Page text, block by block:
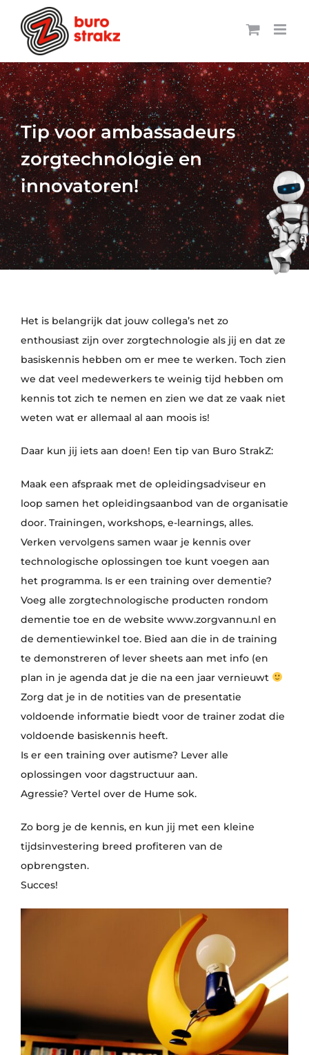
naar
inhoud
Tip voor ambassadeurs
zorgtechnologie en
innovatoren!
Het is belangrijk dat jouw collega’s net zo
enthousiast zijn over zorgtechnologie als jij en dat ze
basiskennis hebben om er mee te werken. Toch zien
we dat veel medewerkers te weinig tijd hebben om
kennis tot zich te nemen en zien we dat ze vaak niet
weten wat er allemaal al aan moois is!
Daar kun jij iets aan doen! Een tip van Buro StrakZ:
Maak een afspraak met de opleidingsadviseur en
loop samen het opleidingsaanbod van de organisatie
door. Trainingen, workshops, e-learnings, alles.
Verken vervolgens samen waar je kennis over
technologische oplossingen toe kunt voegen aan
het programma. Is er een training over dementie?
Voeg alle zorgtechnologische producten rondom
dementie toe en de website www.zorgvannu.nl en
de dementiewinkel toe. Bied aan die in de training
te demonstreren of lever sheets aan met info (en
plan in je agenda dat je die na een jaar vernieuwt
Zorg dat je in de notities van de presentatie
voldoende informatie biedt voor de trainer zodat die
voldoende basiskennis heeft.
Is er een training over autisme? Lever alle
oplossingen voor dagstructuur aan.
Agressie? Vertel over de Hume sok.
Zo borg je de kennis, en kun jij met een kleine
tijdsinvestering breed profiteren van de
opbrengsten.
Succes!